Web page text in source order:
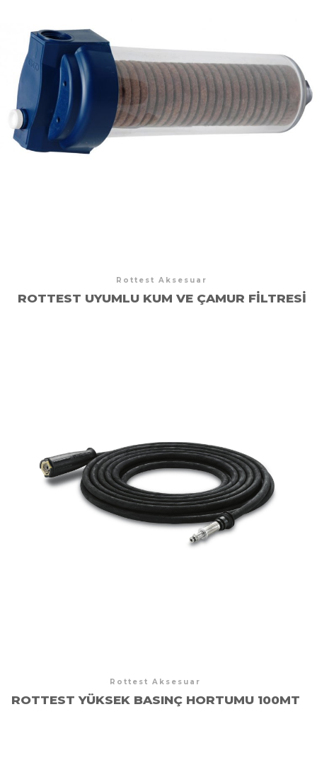
Rottest Aksesuar
ROTTEST UYUMLU KUM VE ÇAMUR FILTRESI
Rottest Aksesuar
ROTTEST YÜKSEK BASINÇ HORTUMU 100MT